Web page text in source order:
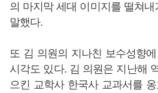
의 마지막 세대 이미지를 떨쳐내
말했다.
또 김 의원의 지나친 보수성향
시각도 있다. 김 의원은 지난해
으킨 교학사 한국사 교과서를